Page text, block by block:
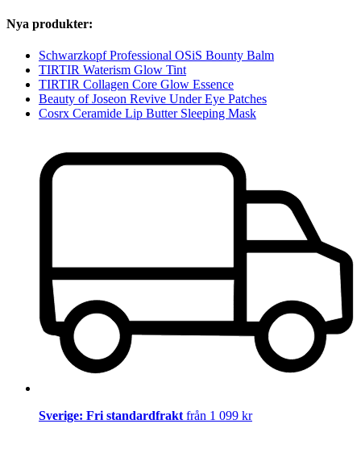
Nya produkter:
Schwarzkopf Professional OSiS Bounty Balm
TIRTIR Waterism Glow Tint
TIRTIR Collagen Core Glow Essence
Beauty of Joseon Revive Under Eye Patches
Cosrx Ceramide Lip Butter Sleeping Mask
Sverige: Fri standardfrakt från 1 099 kr